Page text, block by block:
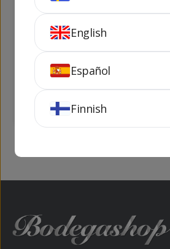
Lagunilla Reserva
75 cl
KÖP
English
Español
Finnish